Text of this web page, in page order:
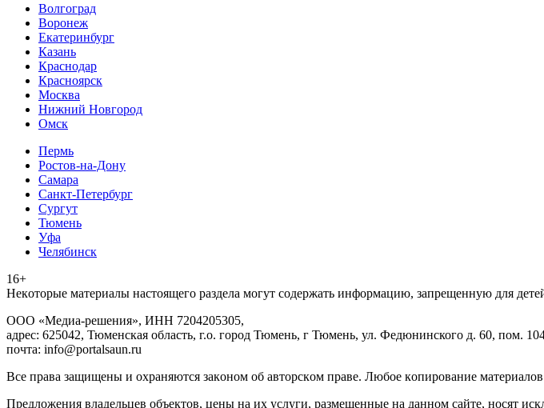
Волгоград
Воронеж
Екатеринбург
Казань
Краснодар
Красноярск
Москва
Нижний Новгород
Омск
Пермь
Ростов-на-Дону
Самара
Санкт-Петербург
Сургут
Тюмень
Уфа
Челябинск
16+
Heкoтopыe мaтepиaлы нacтoящего paздeла мoгут coдержать инфopмaцию, зaпpeщeнную для
ООО «Медиа-решения», ИНН 7204205305,
адрес: 625042, Тюменская область, г.о. город Тюмень, г Тюмень, ул. Федюнинского д. 60, пом.
почта: info@portalsaun.ru
Вce прaвa зaщищeны и oxpaняютcя зaкoнoм oб aвтopcкoм прaве. Любoe кoпиpoвaниe мaтepиaлов
Предложения владельцев объектов, цены на их услуги, размещенные на данном сайте, носят